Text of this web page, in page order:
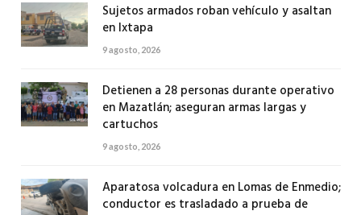
Sujetos armados roban vehículo y asaltan
en Ixtapa
9 agosto, 2026
Detienen a 28 personas durante operativo
en Mazatlán; aseguran armas largas y
cartuchos
9 agosto, 2026
Aparatosa volcadura en Lomas de Enmedio;
conductor es trasladado a prueba de